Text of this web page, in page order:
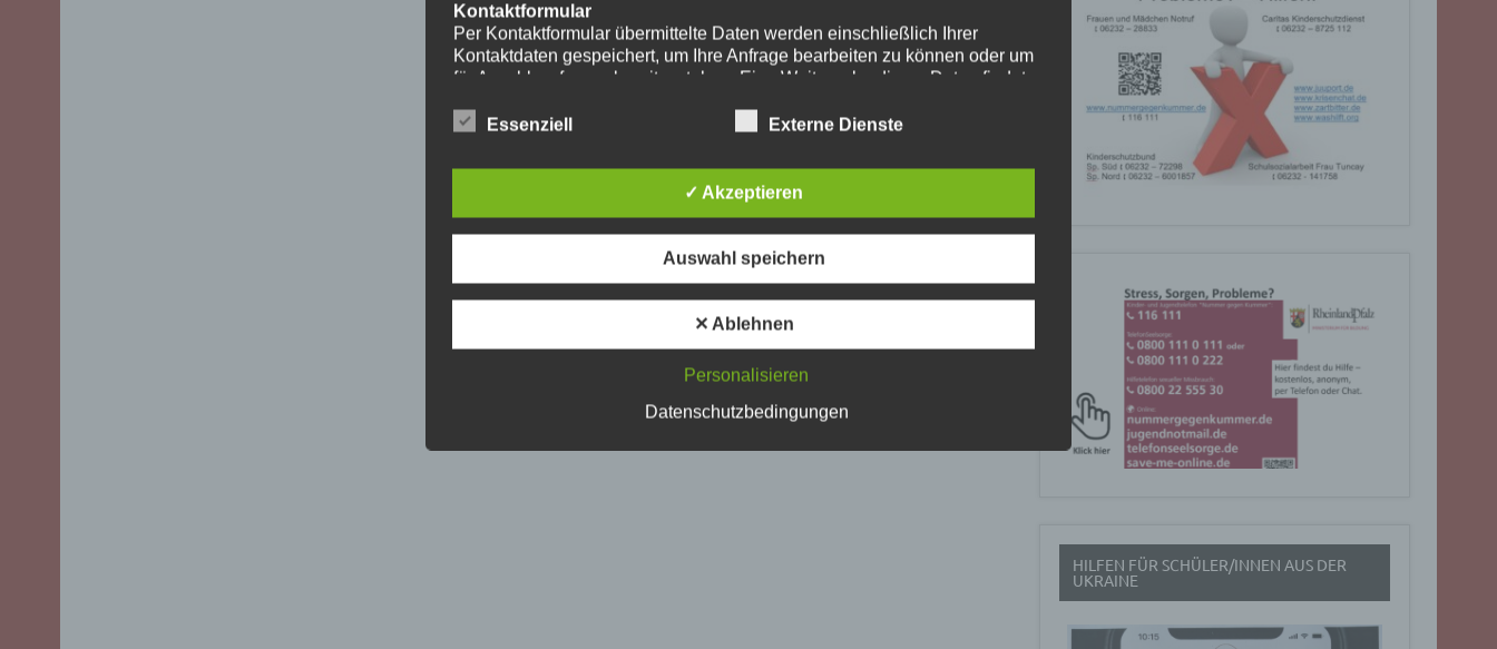
HILFEN FÜR SCHÜLER/INNEN AUS DER
UKRAINE
Kontaktformular
Per Kontaktformular übermittelte Daten werden einschließlich Ihrer
Kontaktdaten gespeichert, um Ihre Anfrage bearbeiten zu können oder um
für Anschlussfragen bereitzustehen. Eine Weitergabe dieser Daten findet
Die Verarbeitung der in das Kontaktformular eingegebenen Daten erfolgt
DSGVO). Ein Widerruf Ihrer bereits erteilten Einwilligung ist jederzeit
möglich. Für den Widerruf genügt eine formlose Mitteilung per E-Mail. Die
Datenverarbeitungsvorgänge bleibt vom Widerruf unberührt.
Über das Kontaktformular übermittelte Daten verbleiben bei uns, bis Sie
uns zur Löschung auffordern, Ihre Einwilligung zur Speicherung widerrufen
oder keine Notwendigkeit der Datenspeicherung mehr besteht. Zwingende
gesetzliche Bestimmungen - insbesondere Aufbewahrungsfristen - bleiben
unberührt.
Für Integration und Darstellung von Videoinhalten nutzt unsere Website
Cherry Ave., San Bruno, CA 94066, USA.
Essenziell Externe Dienste
✓ Akzeptieren
Auswahl speichern
✕ Ablehnen
Personalisieren
Datenschutzbedingungen